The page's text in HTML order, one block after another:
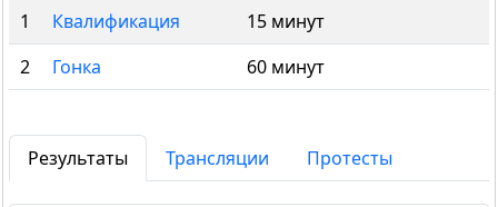
1 Квалификация
15 минут
2
Гонка 60 минут
Результаты Трансляции Протесты